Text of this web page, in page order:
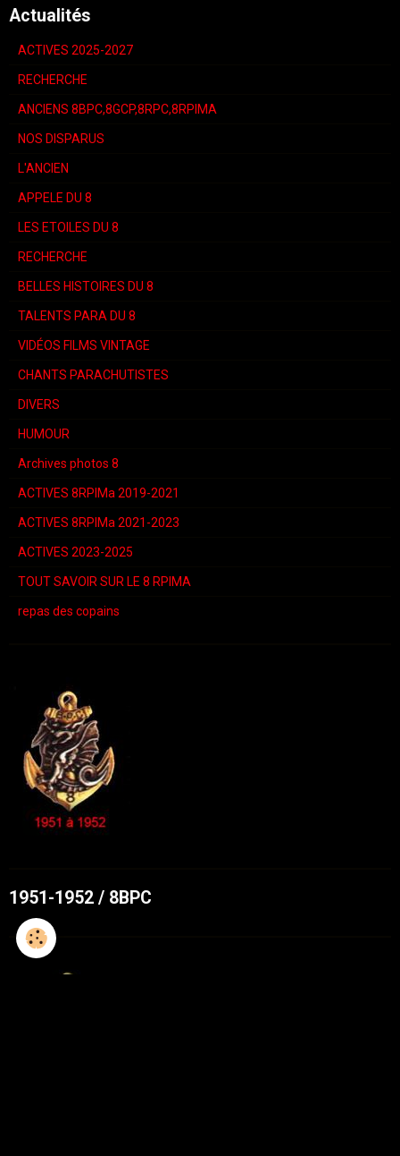
Actualités
ACTIVES 2025-2027
RECHERCHE
ANCIENS 8BPC,8GCP,8RPC,8RPIMA
NOS DISPARUS
L'ANCIEN
APPELE DU 8
LES ETOILES DU 8
RECHERCHE
BELLES HISTOIRES DU 8
TALENTS PARA DU 8
VIDÉOS FILMS VINTAGE
CHANTS PARACHUTISTES
DIVERS
HUMOUR
Archives photos 8
ACTIVES 8RPIMa 2019-2021
ACTIVES 8RPIMa 2021-2023
ACTIVES 2023-2025
TOUT SAVOIR SUR LE 8 RPIMA
repas des copains
1951-1952 / 8BPC